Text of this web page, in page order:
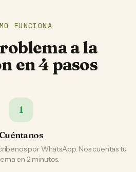
FUNCIONA
a la
en 4 pasos
1
Cuéntanos
por WhatsApp. Nos cuentas tu
en 2 minutos.